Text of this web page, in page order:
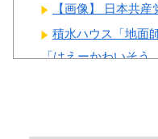
【画像】 日本共
積水ハウス「地面
「はえーかわいそう